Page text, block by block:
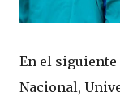
En el
Nacional,